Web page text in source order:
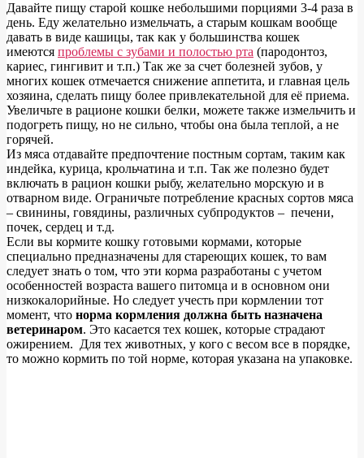
Давайте пищу старой кошке небольшими порциями 3-4 раза в
день. Еду желательно измельчать, а старым кошкам вообще
давать в виде кашицы, так как у большинства кошек
имеются проблемы с зубами и полостью рта (пародонтоз,
кариес, гингивит и т.п.) Так же за счет болезней зубов, у
многих кошек отмечается снижение аппетита, и главная цель
хозяина, сделать пищу более привлекательной для её приема.
Увеличьте в рационе кошки белки, можете также измельчить и
подогреть пищу, но не сильно, чтобы она была теплой, а не
горячей.
Из мяса отдавайте предпочтение постным сортам, таким как
индейка, курица, крольчатина и т.п. Так же полезно будет
включать в рацион кошки рыбу, желательно морскую и в
отварном виде. Ограничьте потребление красных сортов мяса
– свинины, говядины, различных субпродуктов – печени,
почек, сердец и т.д.
Если вы кормите кошку готовыми кормами, которые
специально предназначены для стареющих кошек, то вам
следует знать о том, что эти корма разработаны с учетом
особенностей возраста вашего питомца и в основном они
низкокалорийные. Но следует учесть при кормлении тот
момент, что норма кормления должна быть назначена
ветеринаром. Это касается тех кошек, которые страдают
ожирением. Для тех животных, у кого с весом все в порядке,
то можно кормить по той норме, которая указана на упаковке.